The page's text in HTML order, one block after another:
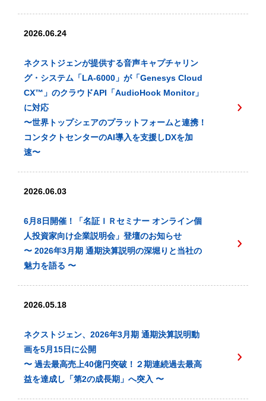
2026.06.24
ネクストジェンが提供する音声キャプチャリン
グ・システム「LA-6000」が「Genesys Cloud
CX™️」のクラウドAPI「AudioHook Monitor」
に対応
〜世界トップシェアのプラットフォームと連携！
コンタクトセンターのAI導入を支援しDXを加
速〜
2026.06.03
6月8日開催！「名証ＩＲセミナー オンライン個
人投資家向け企業説明会」登壇のお知らせ
〜 2026年3月期 通期決算説明の深堀りと当社の
魅力を語る 〜
2026.05.18
ネクストジェン、2026年3月期 通期決算説明動
画を5月15日に公開
〜 過去最高売上40億円突破！２期連続過去最高
益を達成し「第2の成長期」へ突入 〜